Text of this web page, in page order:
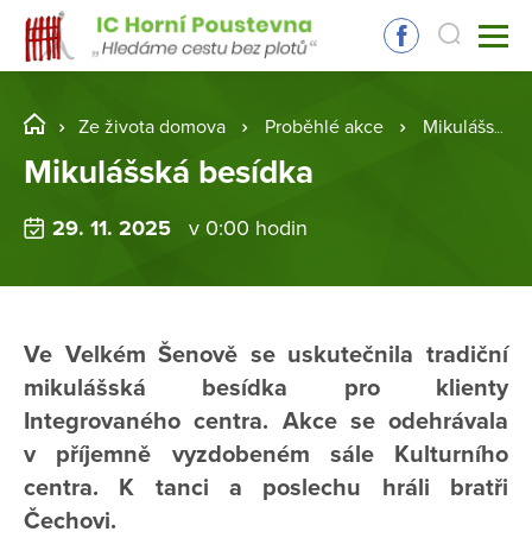
Ze života domova Proběhlé akce Mikulášská besídka
Mikulášská besídka
29. 11. 2025 v 0:00 hodin
Ve Velkém Šenově se uskutečnila tradiční
mikulášská besídka pro klienty
Integrovaného centra. Akce se odehrávala
v příjemně vyzdobeném sále Kulturního
centra. K tanci a poslechu hráli bratři
Čechovi.